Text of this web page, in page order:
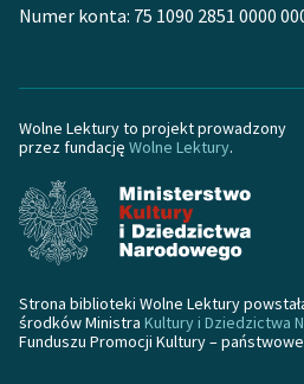
Materiały promocyjne
Regulamin biblioteki
sprawozdania finansowe
Regulamin darowizn
wrażliwych
Numer konta: 75 1090 2851 0000
Wolne Lektury to projekt prowadzony
przez fundację Wolne Lektury.
Strona biblioteki Wolne Lektury
środków Ministra Kultury i Dziedzictwa
Funduszu Promocji Kultury –